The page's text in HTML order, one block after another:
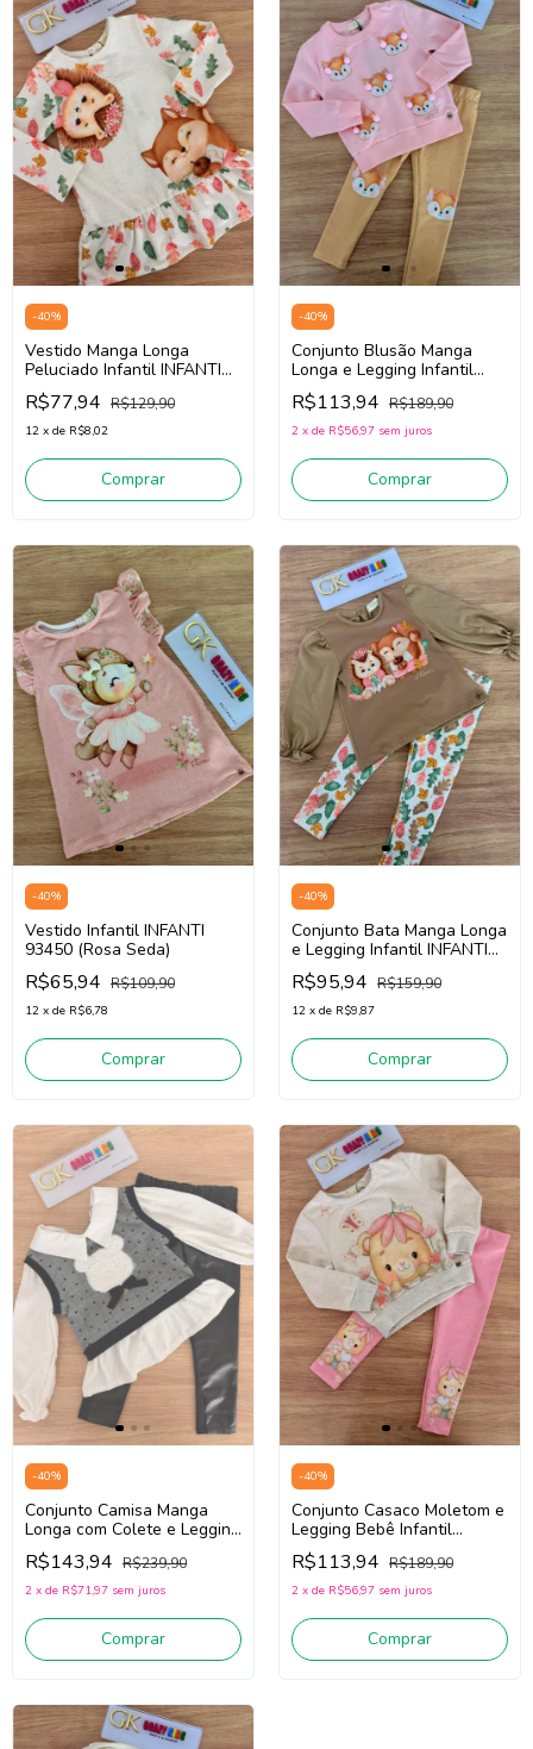
-40%
Vestido Manga Longa
Peluciado Infantil INFANTI
89208 (Creme Claro com
leves pontilhados)
R$77,94 R$129,90
12 x de R$8,02
Comprar
-40%
Conjunto Blusão Manga
Longa e Legging Infantil
Infanti 89659 (Rosa Bebê
/Caramelo)
R$113,94 R$189,90
2 x de R$56,97 sem juros
Comprar
-40%
Vestido Infantil INFANTI
93450 (Rosa Seda)
R$65,94 R$109,90
12 x de R$6,78
Comprar
-40%
Conjunto Bata Manga Longa
e Legging Infantil INFANTI
89658 (Marrom claro /Off
White estampa de folhas )
R$95,94 R$159,90
12 x de R$9,87
Comprar
-40%
Conjunto Camisa Manga
Longa com Colete e Legging
Térmica Infantil INFANTI
90488 (Off White /Branco
/Preto)
R$143,94 R$239,90
2 x de R$71,97 sem juros
Comprar
-40%
Conjunto Casaco Moletom e
Legging Bebê Infantil
Menina Infanti 90699 (Bege
Claro/Rosa)
R$113,94 R$189,90
2 x de R$56,97 sem juros
Comprar